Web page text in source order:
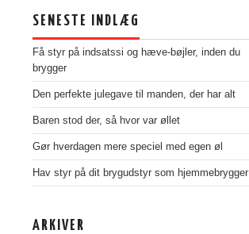
SENESTE INDLÆG
Få styr på indsatssi og hæve-bøjler, inden du
brygger
Den perfekte julegave til manden, der har alt
Baren stod der, så hvor var øllet
Gør hverdagen mere speciel med egen øl
Hav styr på dit brygudstyr som hjemmebrygger
ARKIVER